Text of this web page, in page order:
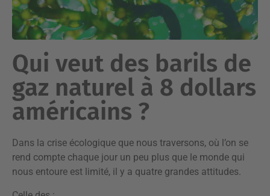
Qui veut des barils de
gaz naturel à 8 dollars
américains ?
Dans la crise écologique que nous traversons, où l’on se
rend compte chaque jour un peu plus que le monde qui
nous entoure est limité, il y a quatre grandes attitudes.